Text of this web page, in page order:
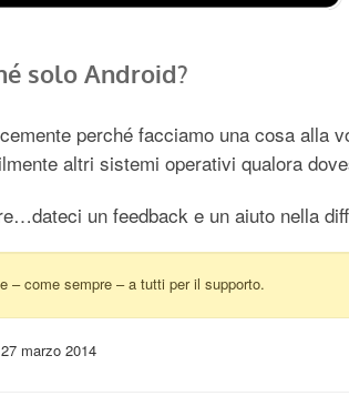
solo Android?
perché facciamo una cosa alla
altri sistemi operativi qualora
un feedback e un aiuto nella
– come sempre – a tutti per il supporto.
27 marzo 2014